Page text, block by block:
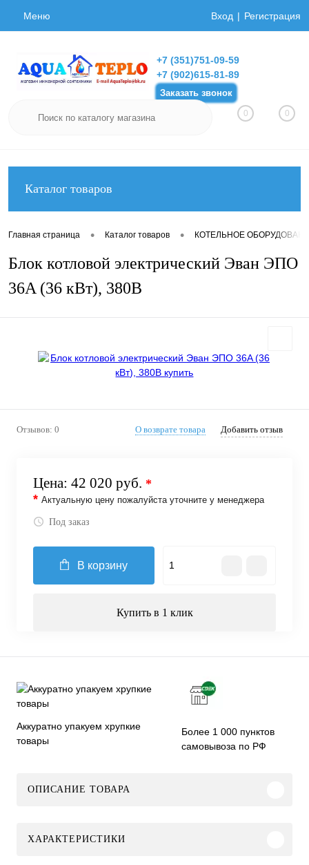
Меню Вход Регистрация
+7 (351)751-09-59
+7 (902)615-81-89
Заказать звонок
0 0
Каталог товаров
Главная страница • Каталог товаров • КОТЕЛЬНОЕ
Блок котловой электрический Эван ЭПО
36A (36 кВт), 380В
Отзывов: 0 О возврате товара Добавить отзыв
Цена: 42 020 руб. *
* Актуальную цену пожалуйста уточните у менеджера
Под заказ
В корзину
Купить в 1 клик
Аккуратно упакуем хрупкие
товары
Более 1 000 пунктов
самовывоза по РФ
ОПИСАНИЕ ТОВАРА
ХАРАКТЕРИСТИКИ